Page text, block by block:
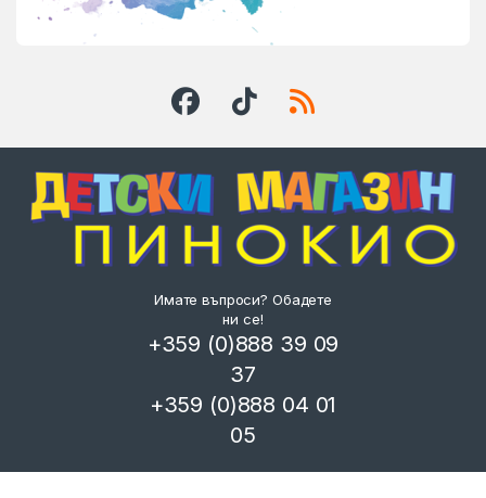
Имате въпроси? Обадете
ни се!
+359 (0)888 39 09
37
+359 (0)888 04 01
05